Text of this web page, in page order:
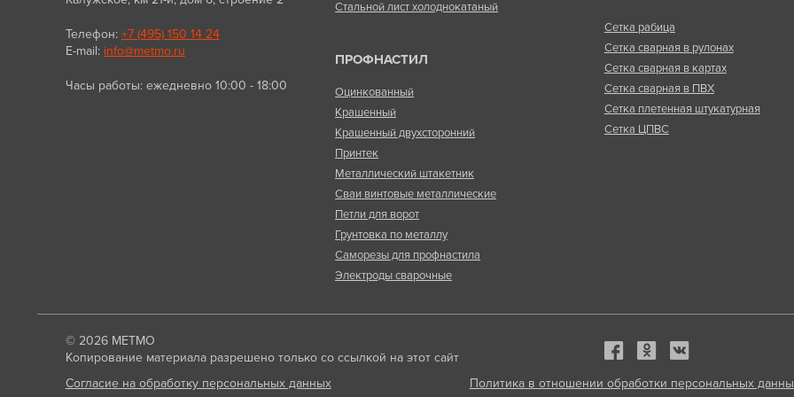
Телефон: +7 (495) 150 14 24
E-mail: info@metmo.ru
Часы работы: ежедневно 10:00 - 18:00
Стальной лист холоднокатаный
ПРОФНАСТИЛ
Оцинкованный
Крашенный
Крашенный двухсторонний
Принтек
Металлический штакетник
Сваи винтовые металлические
Петли для ворот
Грунтовка по металлу
Саморезы для профнастила
Электроды сварочные
Сетка рабица
Сетка сварная в рулонах
Сетка сварная в картах
Сетка сварная в ПВХ
Сетка плетенная штукатурная
Сетка ЦПВС
© 2026 МЕТМО
Копирование материала разрешено только со ссылкой на этот сайт
Согласие на обработку персональных данных
Политика в отношении обработки персональных